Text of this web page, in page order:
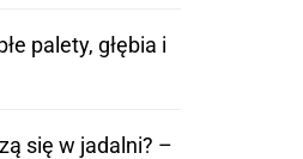
palety, głębia i
się w jadalni? –